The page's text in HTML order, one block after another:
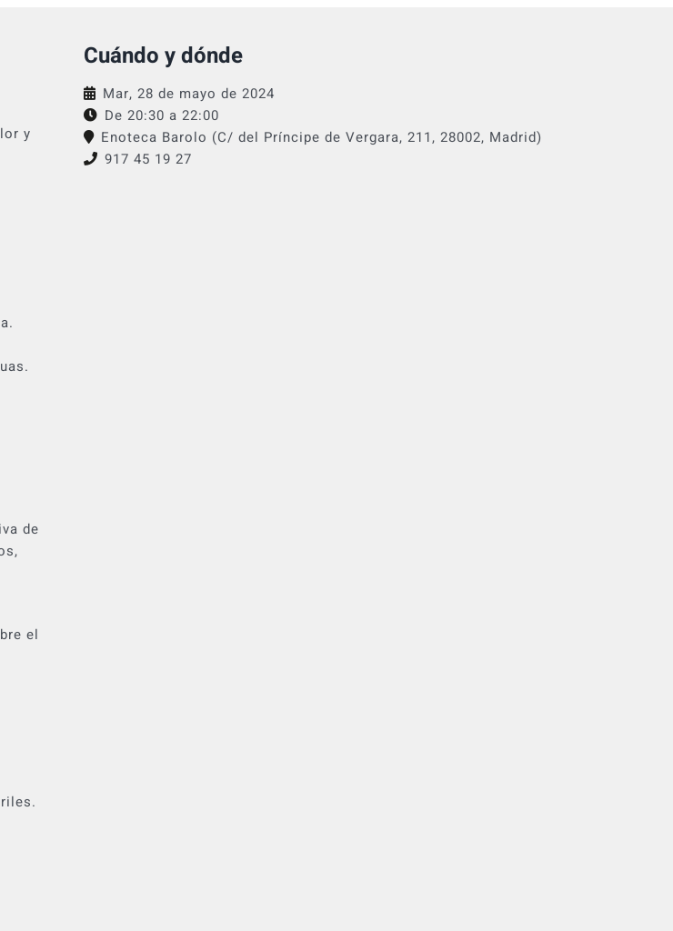
y
de
el
Cuándo y dónde
Mar, 28 de mayo de 2024
De 20:30 a 22:00
Enoteca Barolo (C/ del Príncipe de Vergara, 211, 28002, Madrid)
917 45 19 27